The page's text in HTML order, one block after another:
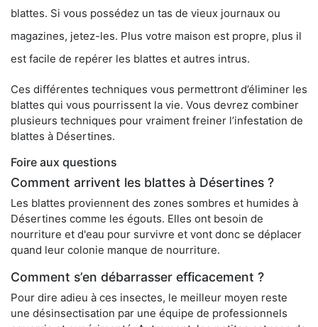
blattes. Si vous possédez un tas de vieux journaux ou
magazines, jetez-les. Plus votre maison est propre, plus il
est facile de repérer les blattes et autres intrus.
Ces différentes techniques vous permettront d’éliminer les
blattes qui vous pourrissent la vie. Vous devrez combiner
plusieurs techniques pour vraiment freiner l’infestation de
blattes à Désertines.
Foire aux questions
Comment arrivent les blattes à Désertines ?
Les blattes proviennent des zones sombres et humides à
Désertines comme les égouts. Elles ont besoin de
nourriture et d'eau pour survivre et vont donc se déplacer
quand leur colonie manque de nourriture.
Comment s’en débarrasser efficacement ?
Pour dire adieu à ces insectes, le meilleur moyen reste
une désinsectisation par une équipe de professionnels